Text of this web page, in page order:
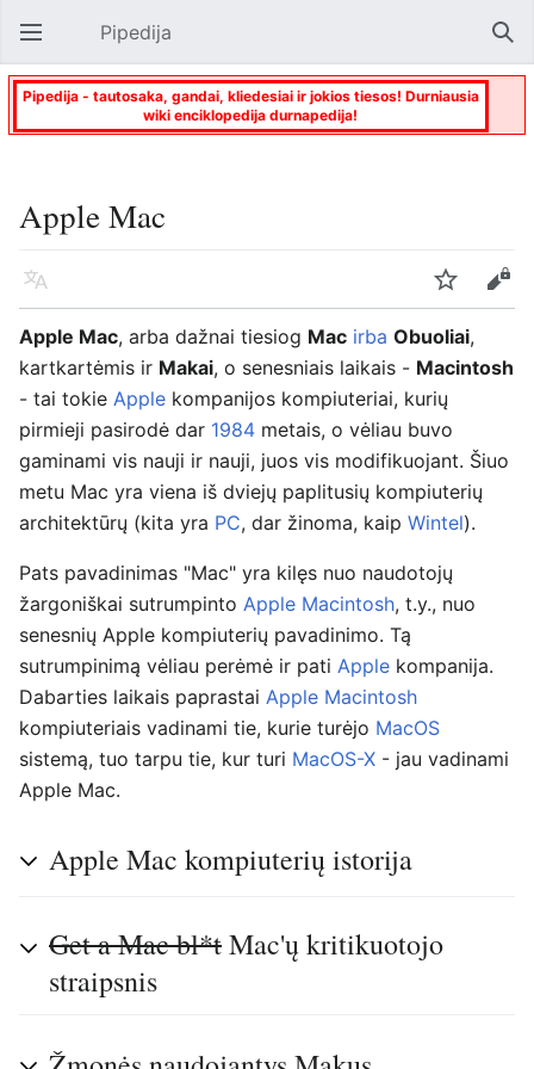
Atverti pagrindinį meniu Pipedija
Pipedija - tautosaka, gandai, kliedesiai ir jokios tiesos! Durniausia
wiki enciklopedija durnapedija!
Apple Mac
Kalba Stebėti
Keisti
Apple Mac, arba dažnai tiesiog Mac irba Obuoliai,
kartkartėmis ir Makai, o senesniais laikais - Macintosh
- tai tokie Apple kompanijos kompiuteriai, kurių
pirmieji pasirodė dar 1984 metais, o vėliau buvo
gaminami vis nauji ir nauji, juos vis modifikuojant. Šiuo
metu Mac yra viena iš dviejų paplitusių kompiuterių
architektūrų (kita yra PC, dar žinoma, kaip Wintel).
Pats pavadinimas "Mac" yra kilęs nuo naudotojų
žargoniškai sutrumpinto Apple Macintosh, t.y., nuo
senesnių Apple kompiuterių pavadinimo. Tą
sutrumpinimą vėliau perėmė ir pati Apple kompanija.
Dabarties laikais paprastai Apple Macintosh
kompiuteriais vadinami tie, kurie turėjo MacOS
sistemą, tuo tarpu tie, kur turi MacOS-X - jau vadinami
Apple Mac.
Apple Mac kompiuterių istorija
Get a Mac bl*tMac'ų kritikuotojo
straipsnis